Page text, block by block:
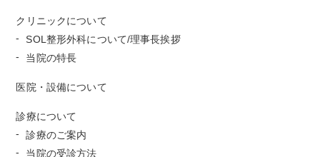
クリニックについて
SOL整形外科について/理事長挨拶
当院の特長
医院・設備について
診療について
診療のご案内
当院の受診方法